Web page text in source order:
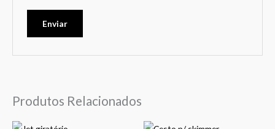
Produtos Relacionados